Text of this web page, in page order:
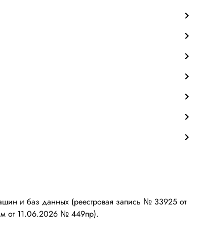
и баз данных (реестровая запись № 33925 от
от 11.06.2026 № 449пр).